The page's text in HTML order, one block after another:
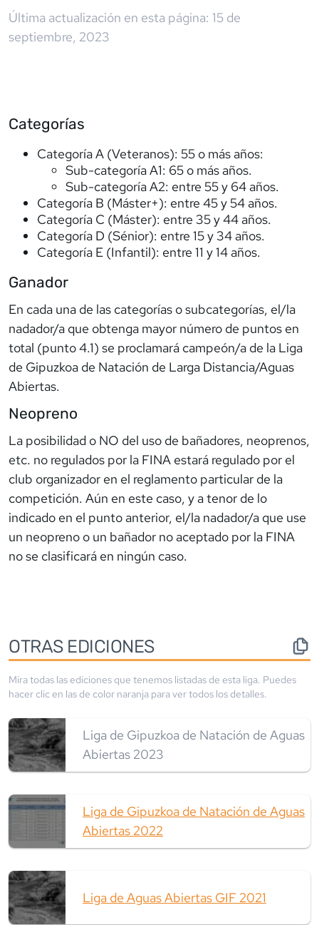
Última actualización en esta página: 15 de
septiembre, 2023
Categorías
Categoría A (Veteranos): 55 o más años:
Sub-categoría A1: 65 o más años.
Sub-categoría A2: entre 55 y 64 años.
Categoría B (Máster+): entre 45 y 54 años.
Categoría C (Máster): entre 35 y 44 años.
Categoría D (Sénior): entre 15 y 34 años.
Categoría E (Infantil): entre 11 y 14 años.
Ganador
En cada una de las categorías o subcategorías, el/la
nadador/a que obtenga mayor número de puntos en
total (punto 4.1) se proclamará campeón/a de la Liga
de Gipuzkoa de Natación de Larga Distancia/Aguas
Abiertas.
Neopreno
La posibilidad o NO del uso de bañadores, neoprenos,
etc. no regulados por la FINA estará regulado por el
club organizador en el reglamento particular de la
competición. Aún en este caso, y a tenor de lo
indicado en el punto anterior, el/la nadador/a que use
un neopreno o un bañador no aceptado por la FINA
no se clasificará en ningún caso.
OTRAS EDICIONES
Mira todas las ediciones que tenemos listadas de esta liga. Puedes
hacer clic en las de color naranja para ver todos los detalles.
Liga de Gipuzkoa de Natación de Aguas
Abiertas 2023
Liga de Gipuzkoa de Natación de Aguas
Abiertas 2022
Liga de Aguas Abiertas GIF 2021